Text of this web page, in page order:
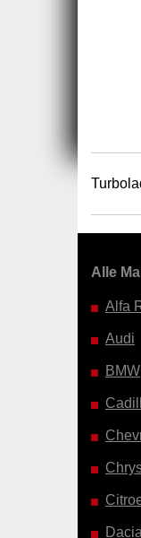
Alle
Alfa
Audi
BMW
Dacia